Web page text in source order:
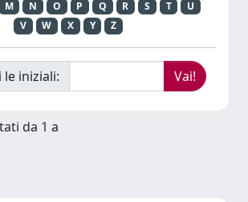
M N O P Q R S T
U
V
W X Y Z
le iniziali:
da 1 a